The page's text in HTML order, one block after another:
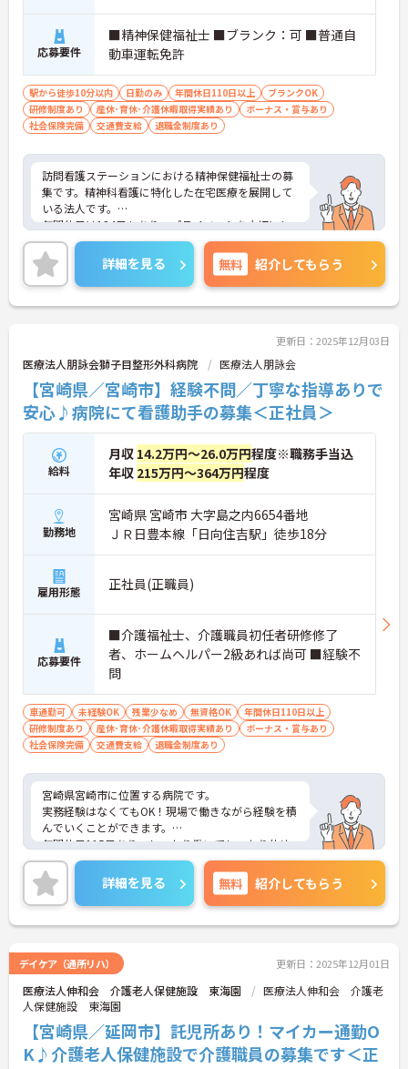
応募要件
■精神保健福祉士 ■ブランク：可 ■普通自
動車運転免許
駅から徒歩10分以内 日勤のみ 年間休日110日以上
ブランクOK
研修制度あり
産休･育休･介護休暇取得実績あり
ボーナス・賞与あり
社会保険完備
交通費支給 退職金制度あり
訪問看護ステーションにおける精神保健福祉士の募
集です。精神科看護に特化した在宅医療を展開して
いる法人です。
年間休日は124日もあり、プライベートを大切にし
ながらご勤務いただけます。ご利用者一人ひとりの
状況に合わせた最適なサービスができる環境です。
ご興味のある方には、面接対策ポイントなど、さら
に詳細をお話しいたしますのでお気軽にご相談くだ
さい！
詳細を見る 無料 紹介してもらう
更新日：2025年12月03日
医療法人朋詠会獅子目整形外科病院 医療法人朋詠会
【宮崎県／宮崎市】経験不問／丁寧な指導ありで
安心♪病院にて看護助手の募集＜正社員＞
給料
月収 14.2万円～26.0万円程度※職務手当込
年収 215万円～364万円程度
勤務地
宮崎県 宮崎市 大字島之内6654番地
ＪＲ日豊本線「日向住吉駅」徒歩18分
雇用形態 正社員(正職員)
応募要件
■介護福祉士、介護職員初任者研修修了
者、ホームヘルパー2級あれば尚可 ■経験不
問
車通勤可 未経験OK 残業少なめ 無資格OK
年間休日110日以上
研修制度あり
産休･育休･介護休暇取得実績あり
ボーナス・賞与あり
社会保険完備
交通費支給 退職金制度あり
宮崎県宮崎市に位置する病院です。
実務経験はなくてもOK！現場で働きながら経験を積
んでいくことができます。
年間休日115日あり、しっかり働いてしっかり休め
る、社員にとって理想の働き方を実現できます。
ご興味をお持ちの方はお気軽にお問い合わせくださ
い。
詳細を見る 無料 紹介してもらう
デイケア（通所リハ） 更新日：2025年12月01日
医療法人伸和会 介護老人保健施設 東海園
医療法人伸和会 介護老
人保健施設 東海園
【宮崎県／延岡市】託児所あり！マイカー通勤O
K♪介護老人保健施設で介護職員の募集です＜正